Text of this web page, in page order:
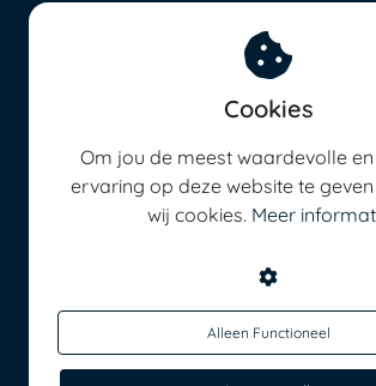
Energie management
Cookies
Om jou de meest waardevolle
ervaring op deze website te
wij cookies. Meer
Alleen Functioneel